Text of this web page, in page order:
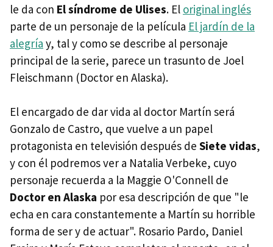
le da con El síndrome de Ulises. El original inglés
parte de un personaje de la película El jardín de la
alegría y, tal y como se describe al personaje
principal de la serie, parece un trasunto de Joel
Fleischmann (Doctor en Alaska).
El encargado de dar vida al doctor Martín será
Gonzalo de Castro, que vuelve a un papel
protagonista en televisión después de Siete vidas,
y con él podremos ver a Natalia Verbeke, cuyo
personaje recuerda a la Maggie O'Connell de
Doctor en Alaska por esa descripción de que "le
echa en cara constantemente a Martín su horrible
forma de ser y de actuar". Rosario Pardo, Daniel